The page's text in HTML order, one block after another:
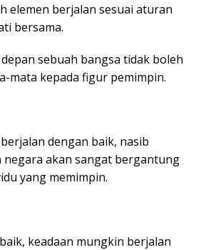
elemen berjalan sesuai aturan
bersama.
sebuah bangsa tidak boleh
mata kepada figur pemimpin.
dengan baik, nasib
akan sangat bergantung
yang memimpin.
keadaan mungkin berjalan